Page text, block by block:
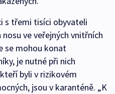
s třemi tisíci obyvateli
ve veřejných vnitřních
se mohou konat
je nutné při nich
byli v rizikovém
jsou v karanténě. „K